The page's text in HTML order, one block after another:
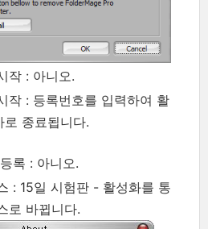
작 : 아니오.
작 : 등록번호를 입력하여 활
로 종료됩니다.
록 : 아니오.
: 15일 시험판 - 활성화를 통
로 바뀝니다.